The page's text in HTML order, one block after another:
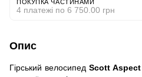
ПОКУПКА ЧАСТИНАМИ
4 платежі по 6 750.00 грн
Опис
Гірський велосипед Scott Aspect